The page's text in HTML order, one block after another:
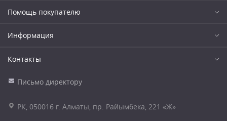
Помощь покупателю
Информация
Контакты
Письмо директору
РК, 050016 г. Алматы, пр. Райымбека, 221 «Ж»